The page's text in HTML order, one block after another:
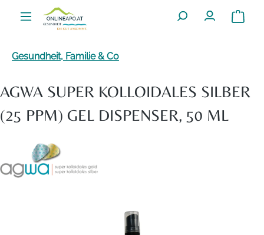
Zum Hauptinhalt springen
Gesundheit, Familie & Co
AGWA SUPER KOLLOIDALES SILBER
(25 PPM) GEL DISPENSER, 50 ML